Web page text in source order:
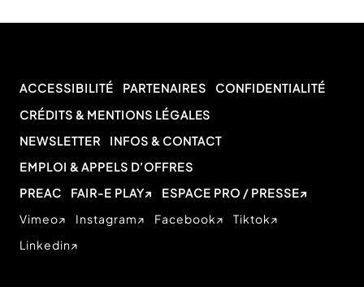
ACCESSIBILITÉ PARTENAIRES
CONFIDENTIALITÉ
CRÉDITS & MENTIONS LÉGALES
NEWSLETTER
INFOS & CONTACT
EMPLOI & APPELS D’OFFRES
PREAC
FAIR-E PLAY
ESPACE PRO / PRESSE
Vimeo
Instagram Facebook
Tiktok
Linkedin